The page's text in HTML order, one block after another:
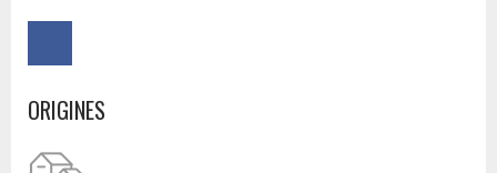
ORIGINES